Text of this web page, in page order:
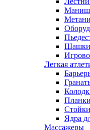
Шашки
Легкая
Ядра
Массажеры